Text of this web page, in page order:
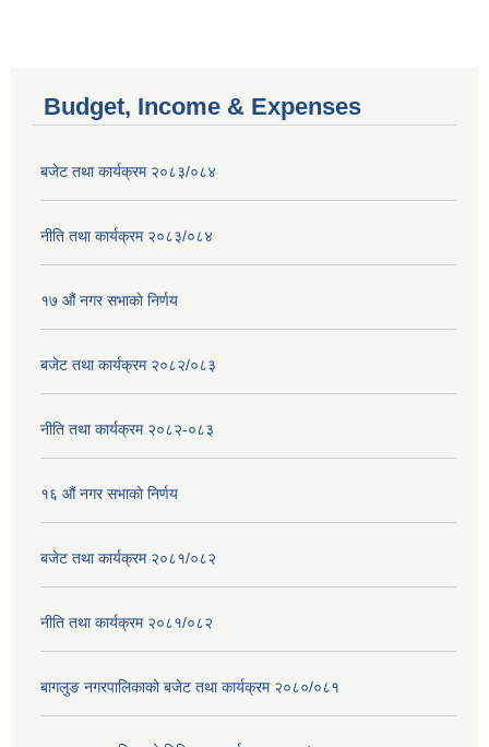
Budget, Income & Expenses
बजेट तथा कार्यक्रम २०८३/०८४
नीति तथा कार्यक्रम २०८३/०८४
१७ ‌‍औं नगर सभाकाे निर्णय
बजेट तथा कार्यक्रम २०८२/०८३
नीति तथा कार्यक्रम २०८२-०८३
१६ ‌औं नगर सभाकाे निर्णय
बजेट तथा कार्यक्रम २०८१/०८२
नीति तथा कार्यक्रम २०८१/०८२
बागलुङ नगरपालिकाको बजेट तथा कार्यक्रम २०८०/०८१